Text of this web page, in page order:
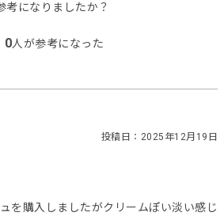
考になりましたか？
0人が参考になった
投稿日：2025年12月19日
を購入しましたがクリームぽい淡い感じ